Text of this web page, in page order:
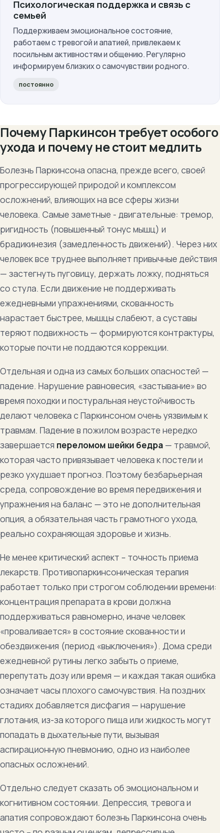
Психологическая поддержка и связь с
семьей
Поддерживаем эмоциональное состояние,
работаем с тревогой и апатией, привлекаем к
посильным активностям и общению. Регулярно
информируем близких о самочувствии родного.
постоянно
Почему Паркинсон требует особого
ухода и почему не стоит медлить
Болезнь Паркинсона опасна, прежде всего, своей
прогрессирующей природой и комплексом
осложнений, влияющих на все сферы жизни
человека. Самые заметные - двигательные: тремор,
ригидность (повышенный тонус мышц) и
брадикинезия (замедленность движений). Через них
человек все труднее выполняет привычные действия
— застегнуть пуговицу, держать ложку, подняться
со стула. Если движение не поддерживать
ежедневными упражнениями, скованность
нарастает быстрее, мышцы слабеют, а суставы
теряют подвижность — формируются контрактуры,
которые почти не поддаются коррекции.
Отдельная и одна из самых больших опасностей —
падение. Нарушение равновесия, «застывание» во
время походки и постуральная неустойчивость
делают человека с Паркинсоном очень уязвимым к
травмам. Падение в пожилом возрасте нередко
завершается переломом шейки бедра — травмой,
которая часто привязывает человека к постели и
резко ухудшает прогноз. Поэтому безбарьерная
среда, сопровождение во время передвижения и
упражнения на баланс — это не дополнительная
опция, а обязательная часть грамотного ухода,
реально сохраняющая здоровье и жизнь.
Не менее критический аспект – точность приема
лекарств. Противопаркинсоническая терапия
работает только при строгом соблюдении времени:
концентрация препарата в крови должна
поддерживаться равномерно, иначе человек
«проваливается» в состояние скованности и
обездвижения (период «выключения»). Дома среди
ежедневной рутины легко забыть о приеме,
перепутать дозу или время — и каждая такая ошибка
означает часы плохого самочувствия. На поздних
стадиях добавляется дисфагия — нарушение
глотания, из-за которого пища или жидкость могут
попадать в дыхательные пути, вызывая
аспирационную пневмонию, одно из наиболее
опасных осложнений.
Отдельно следует сказать об эмоциональном и
когнитивном состоянии. Депрессия, тревога и
апатия сопровождают болезнь Паркинсона очень